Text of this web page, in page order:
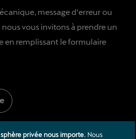
message d’erreur ou
vous invitons à prendre un
en remplissant le formulaire
privée nous importe. Nous